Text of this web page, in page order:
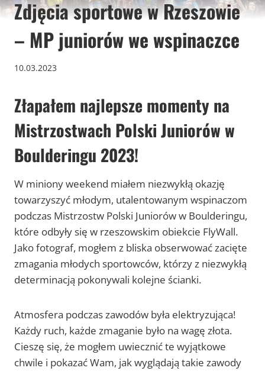
Zdjęcia sportowe w Rzeszowie
– MP juniorów we wspinaczce
10.03.2023
Złapałem najlepsze momenty na
Mistrzostwach Polski Juniorów w
Boulderingu 2023!
W miniony weekend miałem niezwykłą okazję
towarzyszyć młodym, utalentowanym wspinaczom
podczas Mistrzostw Polski Juniorów w Boulderingu,
które odbyły się w rzeszowskim obiekcie FlyWall.
Jako fotograf, mogłem z bliska obserwować zacięte
zmagania młodych sportowców, którzy z niezwykłą
determinacją pokonywali kolejne ścianki.
Atmosfera podczas zawodów była elektryzująca!
Każdy ruch, każde zmaganie było na wagę złota.
Cieszę się, że mogłem uwiecznić te wyjątkowe
chwile i pokazać Wam, jak wyglądają takie zawody